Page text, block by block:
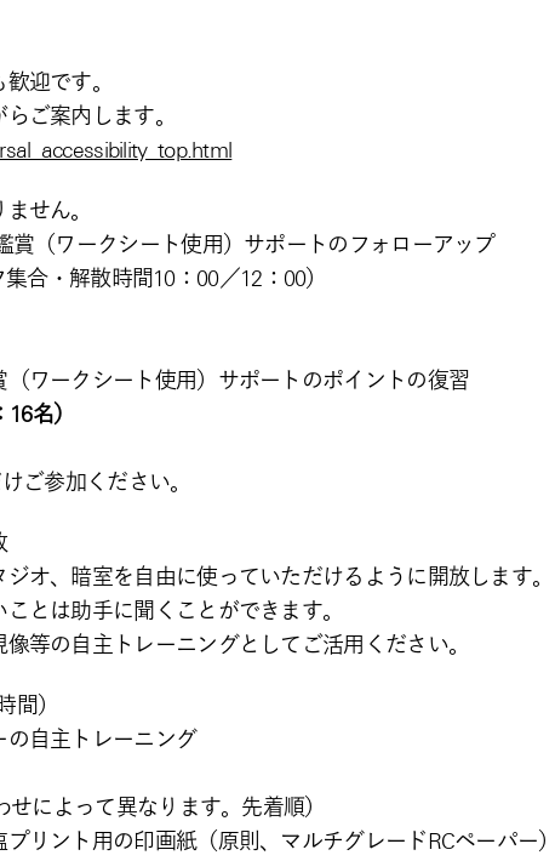
迎です。
ご案内します。
せん。
（ワークシート使用）サポートのフォローアップ
合・解散時間10：00／12：00）
ワークシート使用）サポートのポイントの復習
名）
ご参加ください。
オ、暗室を自由に使っていただけるように開放します。
とは助手に聞くことができます。
等の自主トレーニングとしてご活用ください。
）
の自主トレーニング
によって異なります。先着順）
リント用の印画紙（原則、マルチグレードRCペーパー）